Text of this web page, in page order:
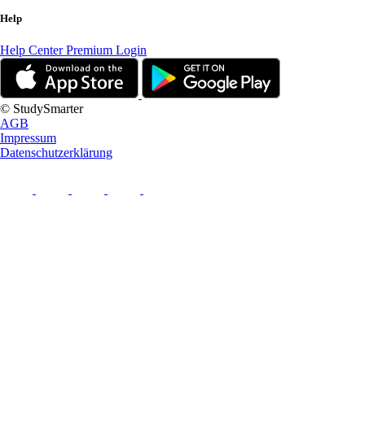
Help
Help CenterPremium Login
© StudySmarter
AGB
Impressum
Datenschutzerklärung